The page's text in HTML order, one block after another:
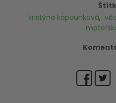
kristýna kapounková,